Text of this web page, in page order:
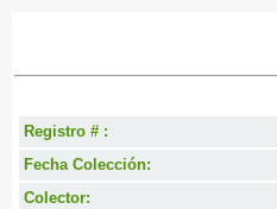
Registro # :
Fecha Colección:
Colector: